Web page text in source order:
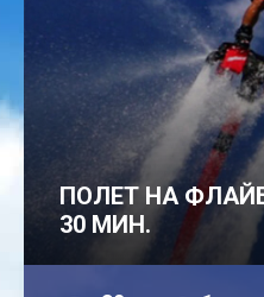
ПОЛЕТ НА
30 МИН.